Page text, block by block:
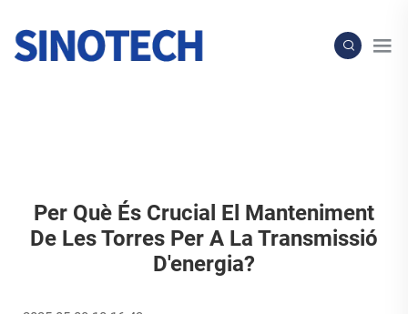
Per Què És Crucial El Manteniment
De Les Torres Per A La Transmissió
D'energia?